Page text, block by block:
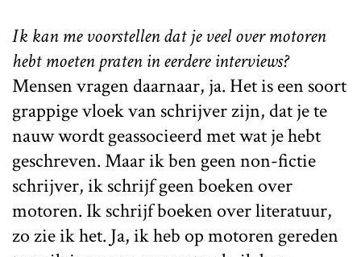
Ik kan me voorstellen dat je veel over motoren
hebt moeten praten in eerdere interviews?
Mensen vragen daarnaar, ja. Het is een soort
grappige vloek van schrijver zijn, dat je te
nauw wordt geassocieerd met wat je hebt
geschreven. Maar ik ben geen non-fictie
schrijver, ik schrijf geen boeken over
motoren. Ik schrijf boeken over literatuur,
zo zie ik het. Ja, ik heb op motoren gereden